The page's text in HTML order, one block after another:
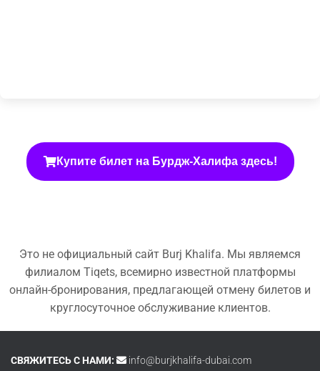
Купите билет на Бурдж-Халифа здесь!
Это не официальный сайт Burj Khalifa. Мы являемся
филиалом Tiqets, всемирно известной платформы
онлайн-бронирования, предлагающей отмену билетов и
круглосуточное обслуживание клиентов.
СВЯЖИТЕСЬ С НАМИ: info@burjkhalifa-dubai.com